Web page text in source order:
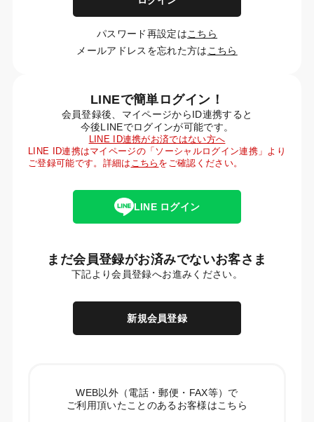
パスワード再設定はこちら
メールアドレスを忘れた方は こちら
LINEで簡単ログイン！
会員登録後、マイページからID連携すると
今後LINEでログインが可能です。
LINE ID連携がお済ではない方へ
LINE ID連携はマイページの「ソーシャルログイン連携」より
ご登録可能です。詳細は こちら をご確認ください。
LINE ログイン
まだ会員登録がお済みでないお客さま
下記より会員登録へお進みください。
新規会員登録
WEB以外（電話・郵便・FAX等）で
ご利用頂いたことのあるお客様はこちら